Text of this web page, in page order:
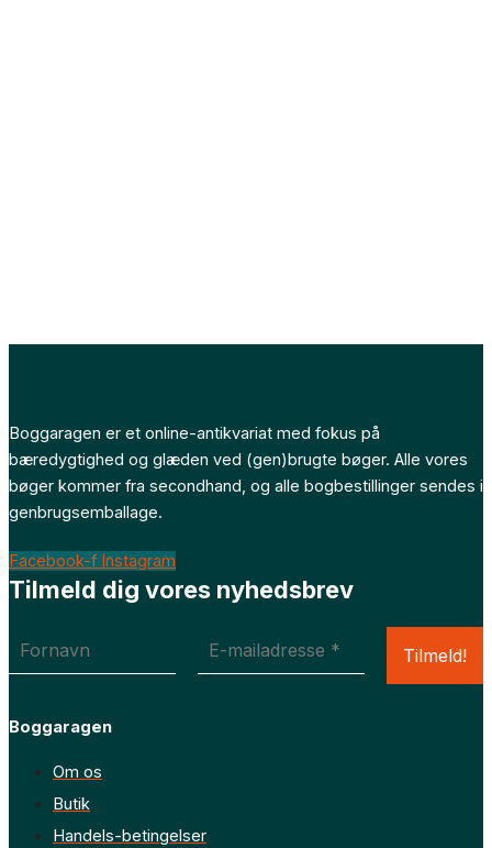
Boggaragen er et online-antikvariat med fokus på
bæredygtighed og glæden ved (gen)brugte bøger. Alle vores
bøger kommer fra secondhand, og alle bogbestillinger sendes i
genbrugsemballage.
Facebook-f Instagram
Tilmeld dig vores nyhedsbrev
Boggaragen
Om os
Butik
Handels-betingelser